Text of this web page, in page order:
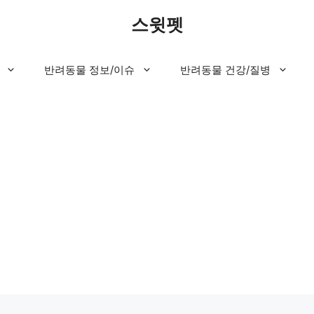
스윗펫
반려동물 정보/이슈 반려동물 건강/질병